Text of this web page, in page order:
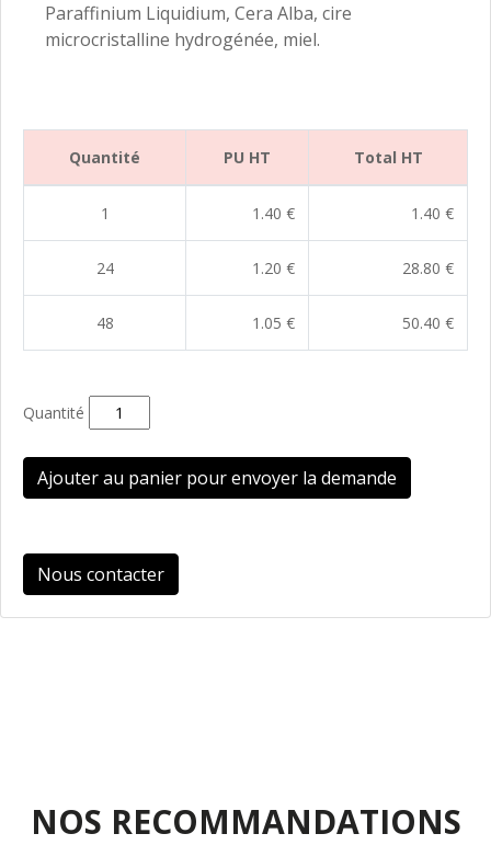
Paraffinium Liquidium, Cera Alba, cire
microcristalline hydrogénée, miel.
Quantité PU HT Total HT
1 1.40 € 1.40 €
24 1.20 € 28.80 €
48 1.05 € 50.40 €
Quantité
Ajouter au panier pour envoyer la demande
Nous contacter
NOS RECOMMANDATIONS